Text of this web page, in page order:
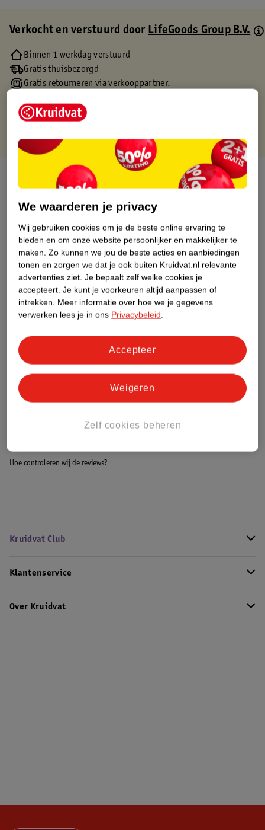
Verkocht en verstuurd doorLifeGoods Group B.V.
Binnen 1 werkdag verstuurd
Gratis thuisbezorgd
Gratis retourneren via verkooppartner.
Over dit product
Productinformatie
Etiketinformatie
Nature Impact Score
Dit product heeft (nog) geen Nature
Impact Score.
Meer informatie
Bestel & Bezorginformatie
Hoe controleren wij de reviews?
Kruidvat Club
Klantenservice
Over Kruidvat
We waarderen je privacy
Wij gebruiken cookies om je de beste online ervaring te
bieden en om onze website persoonlijker en makkelijker te
maken. Zo kunnen we jou de beste acties en aanbiedingen
tonen en zorgen we dat je ook buiten Kruidvat.nl relevante
advertenties ziet. Je bepaalt zelf welke cookies je
accepteert. Je kunt je voorkeuren altijd aanpassen of
intrekken. Meer informatie over hoe we je gegevens
verwerken lees je in ons Privacybeleid.
Zelf cookies beheren
Weigeren
Accepteer